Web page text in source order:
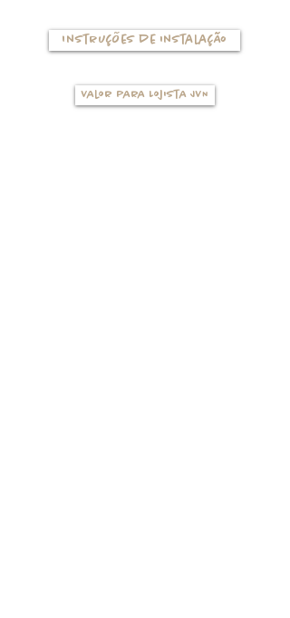
Instruções de instalação
Valor para Lojista JVN